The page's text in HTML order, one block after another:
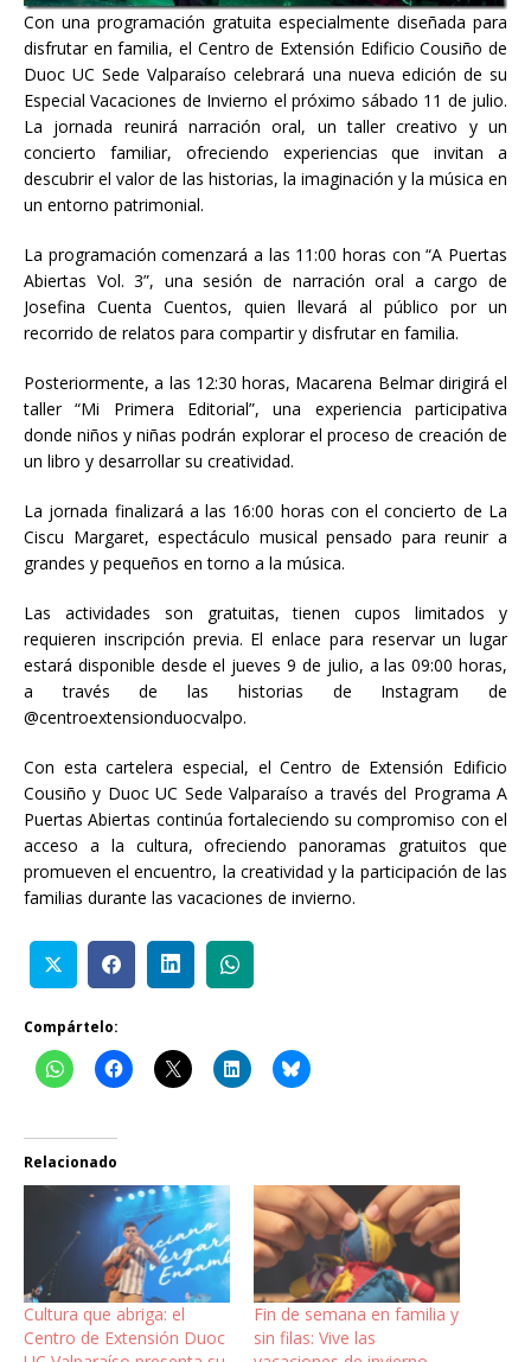
Con una programación gratuita especialmente diseñada para
disfrutar en familia, el Centro de Extensión Edificio Cousiño de
Duoc UC Sede Valparaíso celebrará una nueva edición de su
Especial Vacaciones de Invierno el próximo sábado 11 de julio.
La jornada reunirá narración oral, un taller creativo y un
concierto familiar, ofreciendo experiencias que invitan a
descubrir el valor de las historias, la imaginación y la música en
un entorno patrimonial.
La programación comenzará a las 11:00 horas con “A Puertas
Abiertas Vol. 3”, una sesión de narración oral a cargo de
Josefina Cuenta Cuentos, quien llevará al público por un
recorrido de relatos para compartir y disfrutar en familia.
Posteriormente, a las 12:30 horas, Macarena Belmar dirigirá el
taller “Mi Primera Editorial”, una experiencia participativa
donde niños y niñas podrán explorar el proceso de creación de
un libro y desarrollar su creatividad.
La jornada finalizará a las 16:00 horas con el concierto de La
Ciscu Margaret, espectáculo musical pensado para reunir a
grandes y pequeños en torno a la música.
Las actividades son gratuitas, tienen cupos limitados y
requieren inscripción previa. El enlace para reservar un lugar
estará disponible desde el jueves 9 de julio, a las 09:00 horas,
a través de las historias de Instagram de
@centroextensionduocvalpo.
Con esta cartelera especial, el Centro de Extensión Edificio
Cousiño y Duoc UC Sede Valparaíso a través del Programa A
Puertas Abiertas continúa fortaleciendo su compromiso con el
acceso a la cultura, ofreciendo panoramas gratuitos que
promueven el encuentro, la creatividad y la participación de las
familias durante las vacaciones de invierno.
Compártelo:
Relacionado
Cultura que abriga: el
Centro de Extensión Duoc
Fin de semana en familia y
sin filas: Vive las